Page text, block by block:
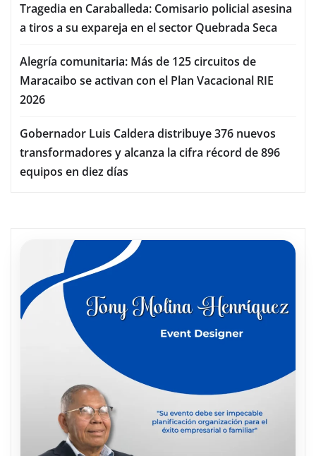
Tragedia en Caraballeda: Comisario policial asesina
a tiros a su expareja en el sector Quebrada Seca
Alegría comunitaria: Más de 125 circuitos de
Maracaibo se activan con el Plan Vacacional RIE
2026
Gobernador Luis Caldera distribuye 376 nuevos
transformadores y alcanza la cifra récord de 896
equipos en diez días